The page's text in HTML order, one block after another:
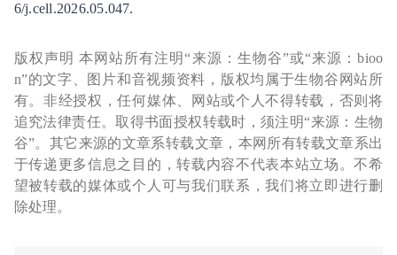
6/j.cell.2026.05.047.
版权声明 本网站所有注明“来源：生物谷”或“来源：bioo
n”的文字、图片和音视频资料，版权均属于生物谷网站所
有。非经授权，任何媒体、网站或个人不得转载，否则将
追究法律责任。取得书面授权转载时，须注明“来源：生物
谷”。其它来源的文章系转载文章，本网所有转载文章系出
于传递更多信息之目的，转载内容不代表本站立场。不希
望被转载的媒体或个人可与我们联系，我们将立即进行删
除处理。